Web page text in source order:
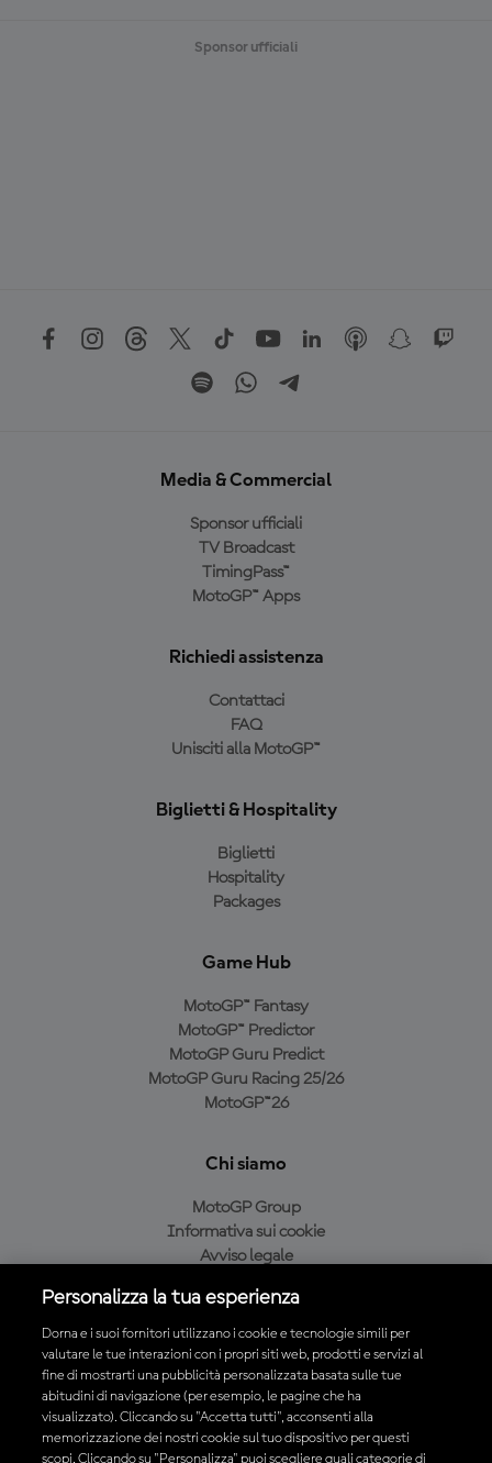
Sponsor ufficiali
Media & Commercial
Sponsor ufficiali
TV Broadcast
TimingPass™
MotoGP™ Apps
Richiedi assistenza
Contattaci
FAQ
Unisciti alla MotoGP™
Biglietti & Hospitality
Biglietti
Hospitality
Packages
Game Hub
MotoGP™ Fantasy
MotoGP™ Predictor
MotoGP Guru Predict
MotoGP Guru Racing 25/26
MotoGP™26
Chi siamo
MotoGP Group
Informativa sui cookie
Avviso legale
Condizioni di acquisto
Scarica l'app ufficiale MotoGP™
Personalizza la tua esperienza
Dorna e i suoi fornitori utilizzano i cookie e tecnologie simili per
valutare le tue interazioni con i propri siti web, prodotti e servizi al
fine di mostrarti una pubblicità personalizzata basata sulle tue
abitudini di navigazione (per esempio, le pagine che ha
visualizzato). Cliccando su "Accetta tutti", acconsenti alla
memorizzazione dei nostri cookie sul tuo dispositivo per questi
scopi. Cliccando su "Personalizza" puoi scegliere quali categorie di